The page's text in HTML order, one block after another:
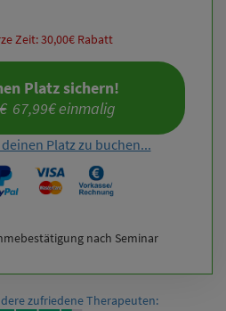
Zeit: 30,00€ Rabatt
Platz sichern!
  67,99€ einmalig
Platz zu buchen...
nach Seminar
zufriedene Therapeuten: